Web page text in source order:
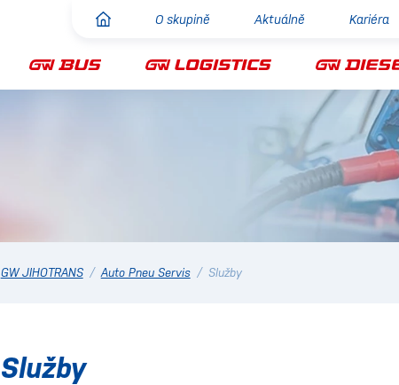
O skupině Aktuálně Kariéra
GW JIHOTRANS/Auto Pneu Servis/ Služby
Služby